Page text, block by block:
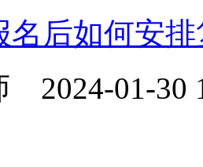
名后如何安
2024-01-30